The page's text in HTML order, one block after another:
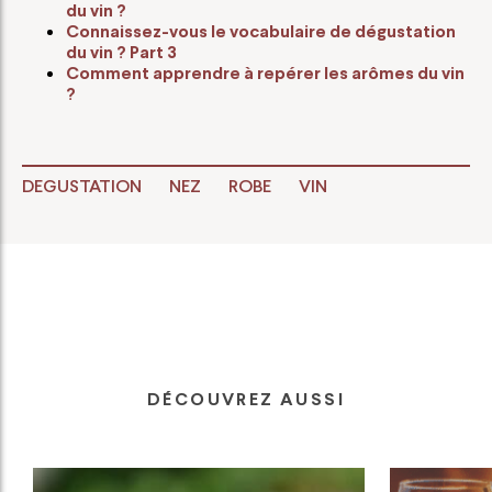
du vin ?
Connaissez-vous le vocabulaire de dégustation
du vin ? Part 3
Comment apprendre à repérer les arômes du vin
?
DEGUSTATION NEZ ROBE VIN
DÉCOUVREZ AUSSI